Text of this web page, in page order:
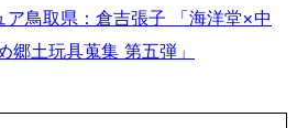
ア鳥取県：倉吉張子 「海洋堂×中
郷土玩具蒐集 第五弾」